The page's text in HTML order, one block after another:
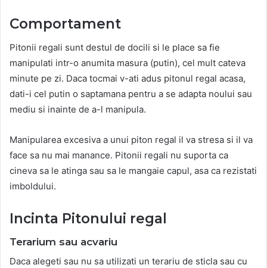
Comportament
Pitonii regali sunt destul de docili si le place sa fie
manipulati intr-o anumita masura (putin), cel mult cateva
minute pe zi. Daca tocmai v-ati adus pitonul regal acasa,
dati-i cel putin o saptamana pentru a se adapta noului sau
mediu si inainte de a-l manipula.
Manipularea excesiva a unui piton regal il va stresa si il va
face sa nu mai manance. Pitonii regali nu suporta ca
cineva sa le atinga sau sa le mangaie capul, asa ca rezistati
imboldului.
Incinta Pitonului regal
Terarium sau acvariu
Daca alegeti sau nu sa utilizati un terariu de sticla sau cu